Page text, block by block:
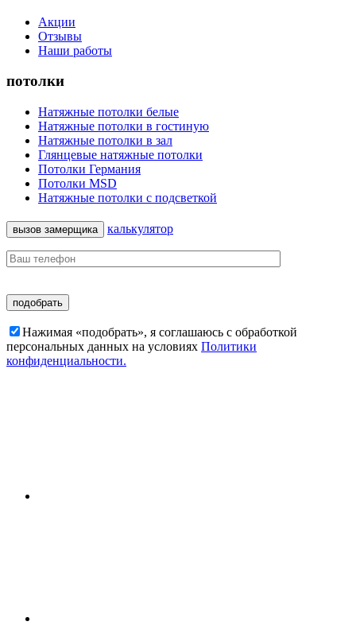
Акции
Отзывы
Наши работы
потолки
Натяжные потолки белые
Натяжные потолки в гостиную
Натяжные потолки в зал
Глянцевые натяжные потолки
Потолки Германия
Потолки MSD
Натяжные потолки с подсветкой
вызов замерщика калькулятор
Нажимая «подобрать», я соглашаюсь c обработкой
персональных данных на условиях Политики
конфиденциальности.